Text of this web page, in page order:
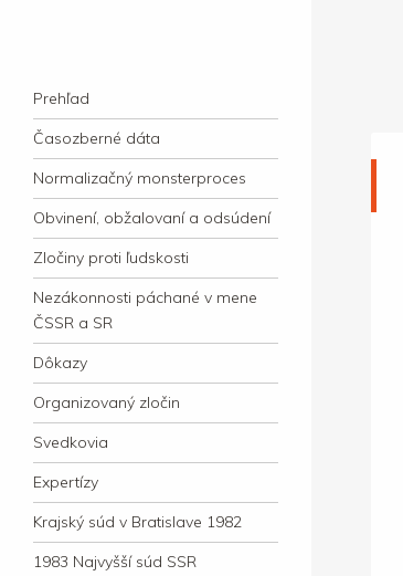
súdny proces v dejnách slovenskej justície
Navigation
Skip to content
Prehľad
Časozberné dáta
Normalizačný monsterproces
Obvinení, obžalovaní a odsúdení
Zločiny proti ľudskosti
Nezákonnosti páchané v mene
ČSSR a SR
Dôkazy
Organizovaný zločin
Svedkovia
Expertízy
Krajský súd v Bratislave 1982
1983 Najvyšší súd SSR